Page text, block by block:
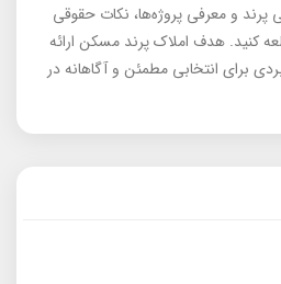
و معرفی پروژه‌ها، نکات حقوقی
کنید. هدف املاک پرند مسکن ارائه
برای انتخابی مطمئن و آگاهانه در